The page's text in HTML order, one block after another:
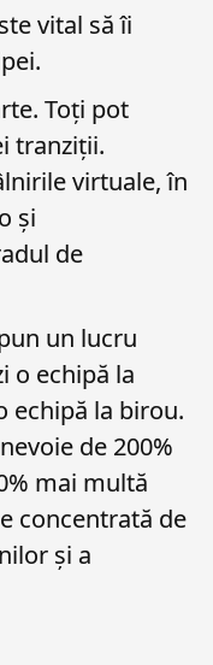
vital să îi
Toți pot
tranziții.
virtuale, în
și
de
un lucru
o echipă la
echipă la birou.
de 200%
mai multă
concentrată de
și a